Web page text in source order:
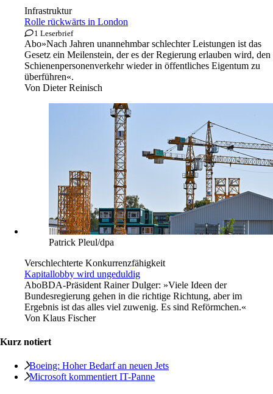
Infrastruktur
Rolle rückwärts in London
1 Leserbrief
Abo»Nach Jahren unannehmbar schlechter Leistungen ist das
Gesetz ein Meilenstein, der es der Regierung erlauben wird, den
Schienenpersonenverkehr wieder in öffentliches Eigentum zu
überführen«.
Von Dieter Reinisch
Patrick Pleul/dpa
Verschlechterte Konkurrenzfähigkeit
Kapitallobby wird ungeduldig
AboBDA-Präsident Rainer Dulger: »Viele Ideen der
Bundesregierung gehen in die richtige Richtung, aber im
Ergebnis ist das alles viel zuwenig. Es sind Reförmchen.«
Von Klaus Fischer
Kurz notiert
Boeing: Hoher Bedarf an neuen Jets
Microsoft kommentiert IT-Panne